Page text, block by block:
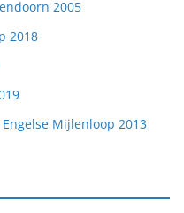
2005
2018
Mijlenloop 2013